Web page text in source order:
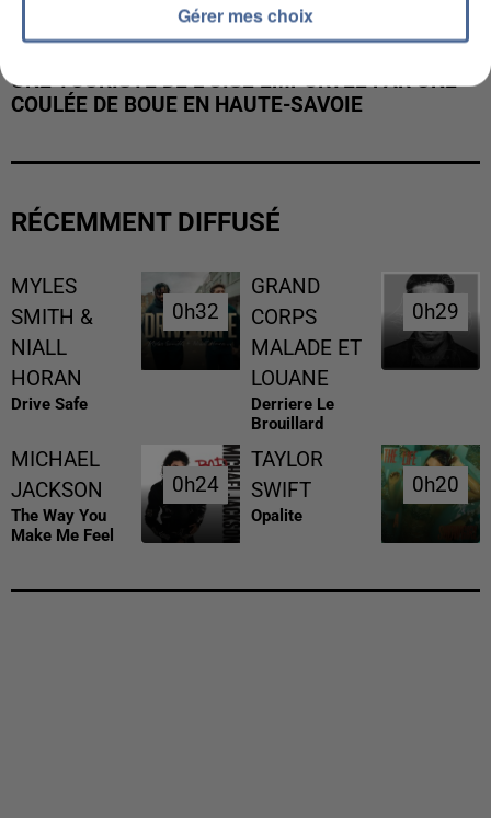
UNE TOURISTE DE L’OISE EMPORTÉE PAR UNE
COULÉE DE BOUE EN HAUTE-SAVOIE
RÉCEMMENT DIFFUSÉ
MYLES
SMITH &
NIALL
HORAN
Drive Safe
0h32
0h32
GRAND
CORPS
MALADE ET
LOUANE
Derriere Le
Brouillard
0h29
0h29
MICHAEL
JACKSON
The Way You
Make Me Feel
0h24
0h24
TAYLOR
SWIFT
Opalite
0h20
0h20
Gérer mes choix